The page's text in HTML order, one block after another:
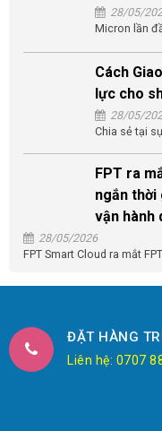
28/05/
Micron lần
Cách
lực cho
28/05/
Chia sẻ tại
FPT ra
ngắn thời
vận hành
28/05/2026
FPT Smart Cloud ra mắt
ĐẶT HÀNG
Liên hệ: 0707